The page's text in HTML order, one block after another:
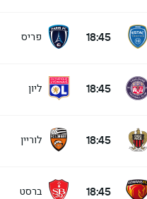
18:45 פריס
18:45 ליון
18:45 לוריין
18:45 ברסט